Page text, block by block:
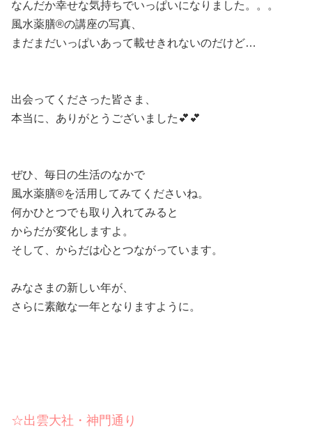
なんだか幸せな気持ちでいっぱいになりました。。。
風水薬膳®︎の講座の写真、
まだまだいっぱいあって載せきれないのだけど…
出会ってくださった皆さま、
本当に、ありがとうございました💕💕
ぜひ、毎日の生活のなかで
風水薬膳®︎を活用してみてくださいね。
何かひとつでも取り入れてみると
からだが変化しますよ。
そして、からだは心とつながっています。
みなさまの新しい年が、
さらに素敵な一年となりますように。
☆出雲大社・神門通り